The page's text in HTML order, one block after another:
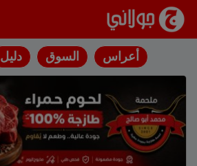
انتقل إلى المحتوى
أعراس السوق دليل